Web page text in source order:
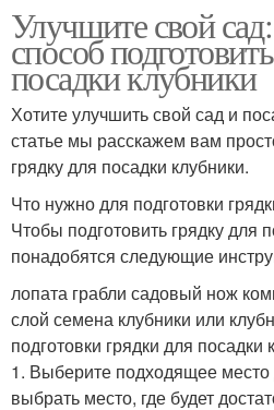
Улучшите свой
способ
посадки клубники
Хотите улучшить свой сад и
статье мы расскажем вам
грядку для посадки клубники.
Что нужно для подготовки
Чтобы подготовить грядку для
понадобятся следующие
лопата грабли садовый нож
слой семена клубники или
подготовки грядки для посадки
1. Выберите подходящее место
выбрать место, где будет